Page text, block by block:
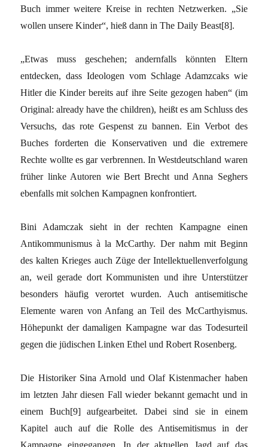
Buch immer weitere Kreise in rechten Netzwerken. „Sie
wollen unsere Kinder“, hieß dann in The Daily Beast[8].
„Etwas muss geschehen; andernfalls könnten Eltern
entdecken, dass Ideologen vom Schlage Adamzcaks wie
Hitler die Kinder bereits auf ihre Seite gezogen haben“ (im
Original: already have the children), heißt es am Schluss des
Versuchs, das rote Gespenst zu bannen. Ein Verbot des
Buches forderten die Konservativen und die extremere
Rechte wollte es gar verbrennen. In Westdeutschland waren
früher linke Autoren wie Bert Brecht und Anna Seghers
ebenfalls mit solchen Kampagnen konfrontiert.
Bini Adamczak sieht in der rechten Kampagne einen
Antikommunismus à la McCarthy. Der nahm mit Beginn
des kalten Krieges auch Züge der Intellektuellenverfolgung
an, weil gerade dort Kommunisten und ihre Unterstützer
besonders häufig verortet wurden. Auch antisemitische
Elemente waren von Anfang an Teil des McCarthyismus.
Höhepunkt der damaligen Kampagne war das Todesurteil
gegen die jüdischen Linken Ethel und Robert Rosenberg.
Die Historiker Sina Arnold und Olaf Kistenmacher haben
im letzten Jahr diesen Fall wieder bekannt gemacht und in
einem Buch[9] aufgearbeitet. Dabei sind sie in einem
Kapitel auch auf die Rolle des Antisemitismus in der
Kampagne eingegangen. In der aktuellen Jagd auf das